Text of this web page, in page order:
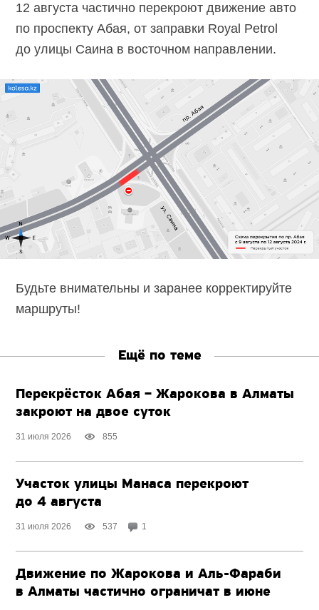
12 августа частично перекроют движение авто
по проспекту Абая, от заправки Royal Petrol
до улицы Саина в восточном направлении.
Будьте внимательны и заранее корректируйте
маршруты!
Ещё по теме
Перекрёсток Абая – Жарокова в Алматы
закроют на двое суток
31 июля 2026 855
Участок улицы Манаса перекроют
до 4 августа
31 июля 2026 537 1
Движение по Жарокова и Аль-Фараби
в Алматы частично ограничат в июне